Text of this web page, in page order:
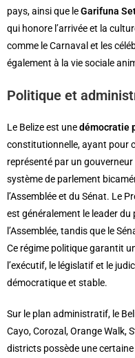
pays, ainsi que leGarifuna
qui honore l’arrivée et la
comme le Carnaval et les
également à la vie sociale
Politique et
Le Belize est unedémocratie
constitutionnelle, ayant pour
représenté par un
système de parlement
l’Assemblée et du Sénat. Le
est généralement le leader
l’Assemblée, tandis que le
Ce régime politique garantit
l’exécutif, le législatif et le
démocratique et stable.
Sur le plan administratif, le
Cayo, Corozal, Orange Walk,
districts possède une